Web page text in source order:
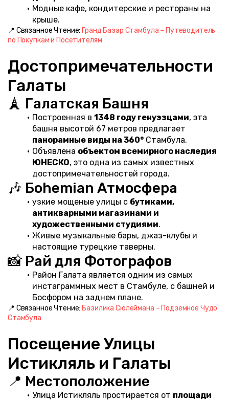
Модные кафе, кондитерские и рестораны на
крыше.
📍 Связанное Чтение: Гранд Базар Стамбула – Путеводитель
по Покупкам и Посетителям
Достопримечательности
Галаты
🗼 Галатская Башня
Построенная в 1348 году генуэзцами, эта
панорамные виды на 360° Стамбула.
Объявлена объектом всемирного наследия
ЮНЕСКО, это одна из самых известных
достопримечательностей города.
🎶 Боhemian Атмосфера
узкие мощеные улицы с бутиками,
антикварными магазинами и
художественными студиями.
Живые музыкальные бары, джаз-клубы и
настоящие турецкие таверны.
📸 Рай для Фотографов
Район Галата является одним из самых
инстаграммных мест в Стамбуле, с башней и
Босфором на заднем плане.
📍 Связанное Чтение: Базилика Сюлеймана – Подземное Чудо
Стамбула
Посещение Улицы
Истикляль и Галаты
📍 Местоположение
Улица Истикляль простирается от площади